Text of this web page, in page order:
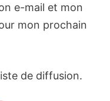
e-mail et mon
mon prochain
de diffusion.